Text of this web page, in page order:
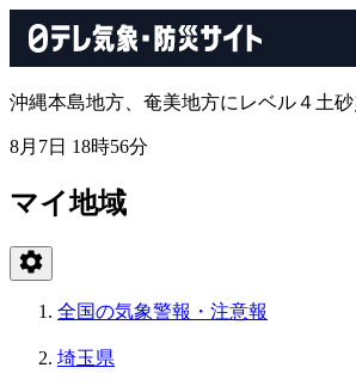
沖縄本島地方、奄美地方にレベル４土
8月7日 18時56分
マイ地域
全国の気象警報・注意報
埼玉県